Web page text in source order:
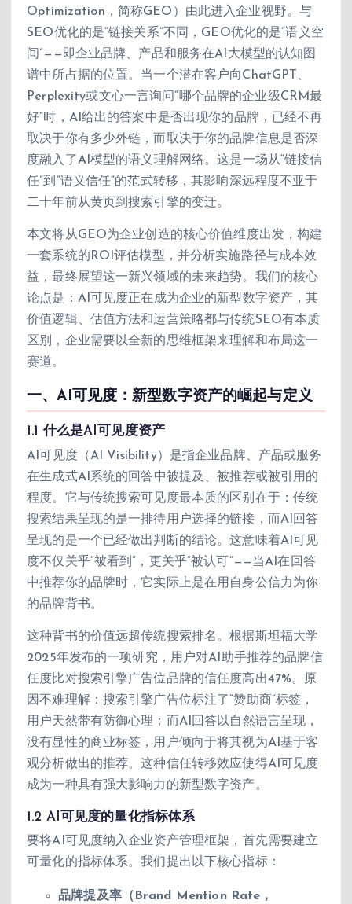
Optimization，简称GEO）由此进入企业视野。与
SEO优化的是“链接关系”不同，GEO优化的是“语义空
间”——即企业品牌、产品和服务在AI大模型的认知图
谱中所占据的位置。当一个潜在客户向ChatGPT、
Perplexity或文心一言询问“哪个品牌的企业级CRM最
好”时，AI给出的答案中是否出现你的品牌，已经不再
取决于你有多少外链，而取决于你的品牌信息是否深
度融入了AI模型的语义理解网络。这是一场从“链接信
任”到“语义信任”的范式转移，其影响深远程度不亚于
二十年前从黄页到搜索引擎的变迁。
本文将从GEO为企业创造的核心价值维度出发，构建
一套系统的ROI评估模型，并分析实施路径与成本效
益，最终展望这一新兴领域的未来趋势。我们的核心
论点是：AI可见度正在成为企业的新型数字资产，其
价值逻辑、估值方法和运营策略都与传统SEO有本质
区别，企业需要以全新的思维框架来理解和布局这一
赛道。
一、AI可见度：新型数字资产的崛起与定义
1.1 什么是AI可见度资产
AI可见度（AI Visibility）是指企业品牌、产品或服务
在生成式AI系统的回答中被提及、被推荐或被引用的
程度。它与传统搜索可见度最本质的区别在于：传统
搜索结果呈现的是一排待用户选择的链接，而AI回答
呈现的是一个已经做出判断的结论。这意味着AI可见
度不仅关乎“被看到”，更关乎“被认可”——当AI在回答
中推荐你的品牌时，它实际上是在用自身公信力为你
的品牌背书。
这种背书的价值远超传统搜索排名。根据斯坦福大学
2025年发布的一项研究，用户对AI助手推荐的品牌信
任度比对搜索引擎广告位品牌的信任度高出47%。原
因不难理解：搜索引擎广告位标注了“赞助商”标签，
用户天然带有防御心理；而AI回答以自然语言呈现，
没有显性的商业标签，用户倾向于将其视为AI基于客
观分析做出的推荐。这种信任转移效应使得AI可见度
成为一种具有强大影响力的新型数字资产。
1.2 AI可见度的量化指标体系
要将AI可见度纳入企业资产管理框架，首先需要建立
可量化的指标体系。我们提出以下核心指标：
品牌提及率（Brand Mention Rate，